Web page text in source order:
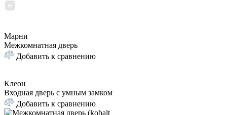
Марни
Межкомнатная дверь
Добавить к сравнению
Клеон
Входная дверь с умным замком
Добавить к сравнению